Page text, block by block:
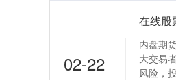
02-22
在线股
内盘期
大交易
风险，